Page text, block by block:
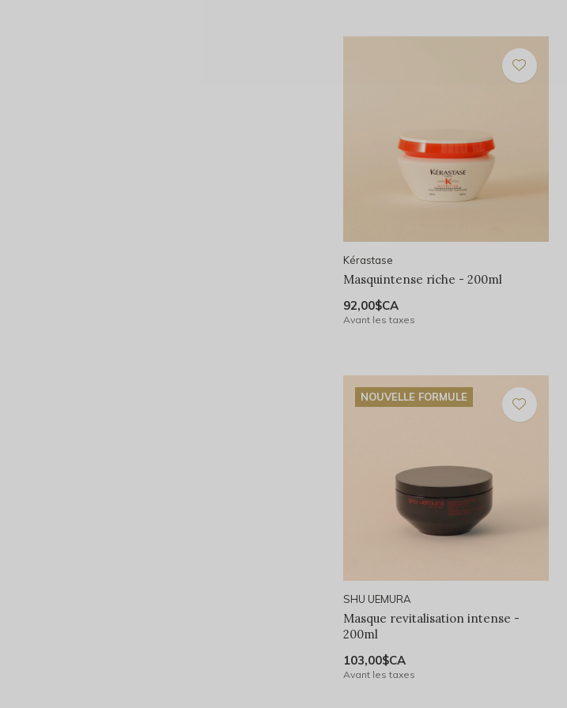
Kérastase
Masquintense riche - 200ml
92,00$CA
Avant les taxes
NOUVELLE FORMULE
SHU UEMURA
Masque revitalisation intense -
200ml
103,00$CA
Avant les taxes